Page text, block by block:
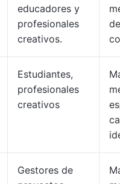
educadores y
profesionales
creativos.
Estudiantes,
profesionales
creativos
Gestores de